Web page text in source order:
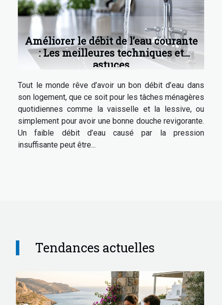
Améliorer le débit de l’eau courante
: Les meilleures techniques et
astuces
Tout le monde rêve d’avoir un bon débit d’eau dans
son logement, que ce soit pour les tâches ménagères
quotidiennes comme la vaisselle et la lessive, ou
simplement pour avoir une bonne douche revigorante.
Un faible débit d’eau causé par la pression
insuffisante peut être...
Tendances actuelles